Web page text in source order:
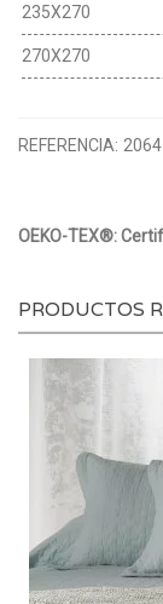
235X270
270X270
REFERENCIA: 2064
OEKO-TEX®:
PRODUCTOS